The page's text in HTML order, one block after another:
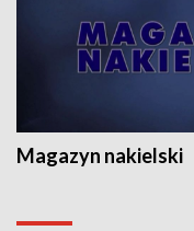
Magazyn nakielski